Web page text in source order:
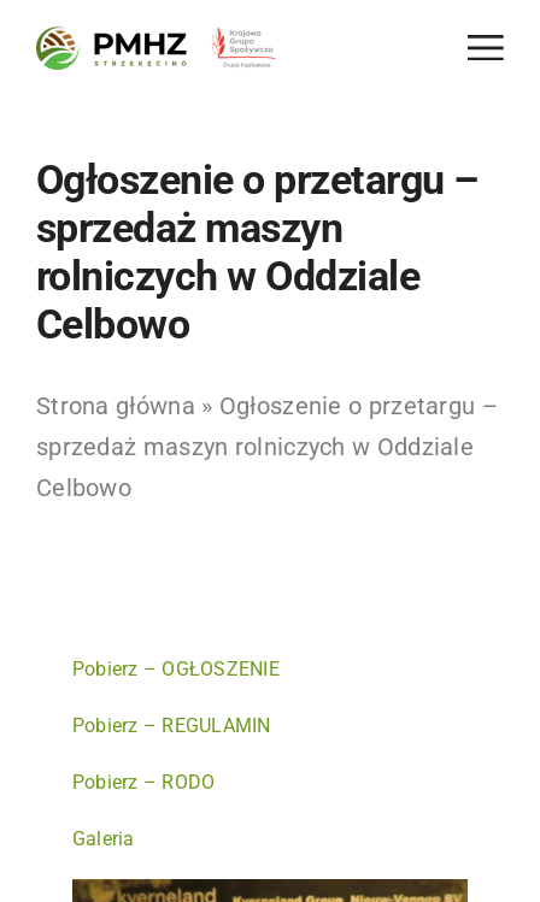
Ogłoszenie o przetargu –
sprzedaż maszyn
rolniczych w Oddziale
Celbowo
Strona główna » Ogłoszenie o przetargu –
sprzedaż maszyn rolniczych w Oddziale
Celbowo
Pobierz – OGŁOSZENIE
Pobierz – REGULAMIN
Pobierz – RODO
Galeria